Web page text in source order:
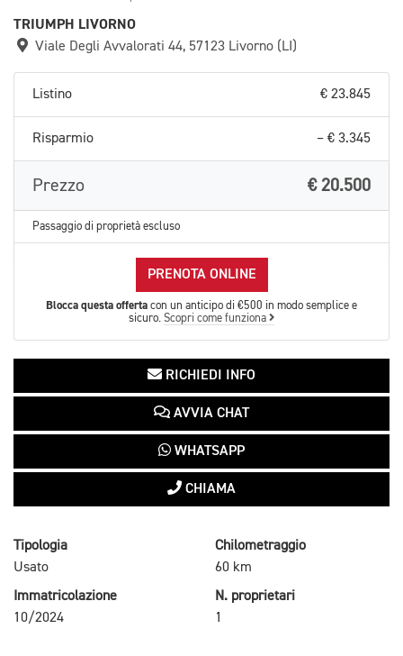
TRIUMPH LIVORNO
Viale Degli Avvalorati 44, 57123 Livorno (LI)
Listino € 23.845
Risparmio – € 3.345
Prezzo € 20.500
Passaggio di proprietà escluso
PRENOTA ONLINE
Blocca questa offerta con un anticipo di €500 in modo semplice e
sicuro. Scopri come funziona
RICHIEDI INFO
AVVIA CHAT
WHATSAPP
CHIAMA
Tipologia
Usato
Chilometraggio
60 km
Immatricolazione
10/2024
N. proprietari
1